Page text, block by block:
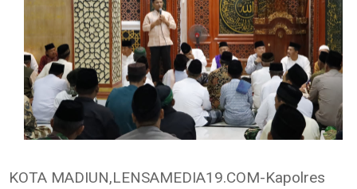
KOTA MADIUN,LENSAMEDIA19.COM-Kapolres